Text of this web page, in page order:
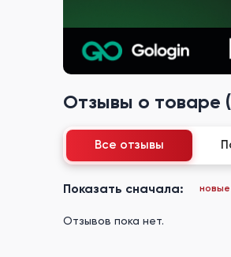
Отзывы о товаре
Все отзывы
Показать сначала: новые
Отзывов пока нет.